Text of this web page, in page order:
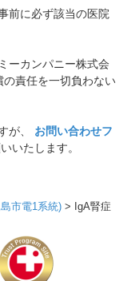
前に必ず該当の医院
ーカンパニー株式会
の責任を一切負わない
が、 お問い合わせフ
いたします。
市電1系統) > IgA腎症